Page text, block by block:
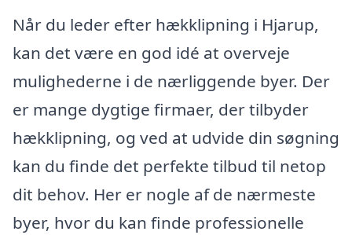
Når du leder efter hækklipning i Hjarup,
kan det være en god idé at overveje
mulighederne i de nærliggende byer. Der
er mange dygtige firmaer, der tilbyder
hækklipning, og ved at udvide din søgning
kan du finde det perfekte tilbud til netop
dit behov. Her er nogle af de nærmeste
byer, hvor du kan finde professionelle